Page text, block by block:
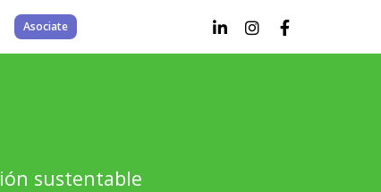
Asociate
sustentable